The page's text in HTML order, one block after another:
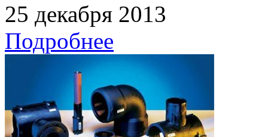
25 декабря 2013
Подробнее